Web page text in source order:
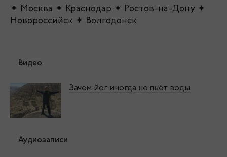
✦ Москва ✦ Краснодар ✦ Ростов-на-Дону ✦
Новороссийск ✦ Волгодонск
Видео
Зачем йог иногда не пьёт воды
Аудиозаписи